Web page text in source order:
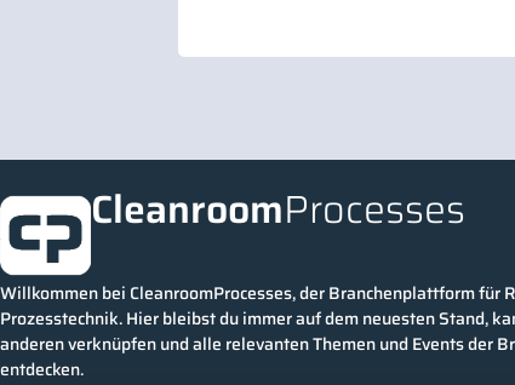
CleanroomProcesses
Willkommen bei CleanroomProcesses, der Branchenplattform für
Prozesstechnik. Hier bleibst du immer auf dem neuesten Stand,
anderen verknüpfen und alle relevanten Themen und Events der
entdecken.